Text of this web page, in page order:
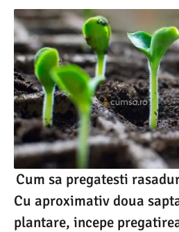
Cum sa pregatesti
Cu aproximativ doua
plantare, incepe